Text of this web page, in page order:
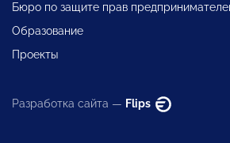
Бюро по защите прав
Образование
Проекты
Разработка сайта — Flips